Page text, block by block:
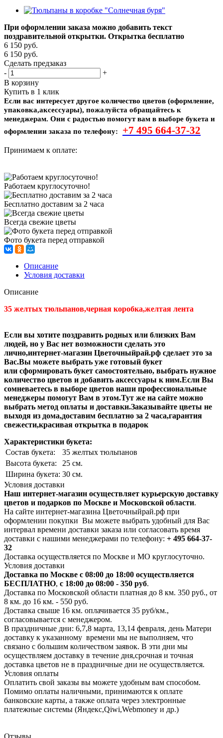
При оформлении заказа можно добавить текст
поздравительной открытки. Открытка бесплатно
6 150 руб.
6 150 руб.
Сделать предзаказ
-
+
В корзину
Купить в 1 клик
Если вас интересует другое количество цветов (оформление,
упаковка,аксессуары), пожалуйста обращайтесь к
менеджерам. Они с радостью помогут вам в выборе букета и
оформлении заказа по телефону:
+7 495 664-37-32
Принимаем к оплате:
Работаем круглосуточно!
Бесплатно доставим за 2 часа
Всегда свежие цветы
Фото букета перед отправкой
Описание
Условия доставки
Описание
35 желтых тюльпанов,черная коробка,желтая лента
Если вы хотите поздравить родных или близких Вам
людей, но у Вас нет возможности сделать это
лично,интернет-магазин Цветочныйрай.рф сделает это за
Вас.Вы можете выбрать уже готовый букет
или сформировать букет самостоятельно, выбрать нужное
количество цветов и добавить аксессуары к ним.Если Вы
сомневаетесь в выборе цветов наши профессиональные
менеджеры помогут Вам в этом.Тут же на сайте можно
выбрать метод оплаты и доставки.Заказывайте цветы не
выходя из дома,доставим бесплатно за 2 часа,гарантия
свежести,красивая открытка в подарок
Характеристики букета:
Состав букета:
35 желтых тюльпанов
Высота букета:
25 см.
Ширина букета: 30 см.
Условия доставки
Наш интернет-магазин осуществляет курьерскую доставку
цветов и подарков по Москве и Московской области.
На сайте интернет-магазина Цветочныйрай.рф при
оформлении покупки Вы можете выбрать удобный для Вас
интервал времени доставки заказа или согласовать время
доставки с нашими менеджерами по телефону: + 495 664-37-
32
Доставка осуществляется по Москве и МО круглосуточно.
Условия доставки
Доставка по Москве с 08:00 до 18:00 осуществляется
БЕСПЛАТНО, с 18:00 до 08:00 - 350 руб.
Доставка по Московской области платная до 8 км. 350 руб., от
8 км. до 16 км. - 550 руб.
Доставка свыше 16 км. оплачивается 35 руб/км.,
согласовывается с менеджером.
В праздничные дни: 6,7,8 марта, 13,14 февраля, день Матери
доставку к указанному времени мы не выполняем, что
связано с большим количеством заявок. В эти дни мы
осуществляем доставку в течение дня,срочная и точная
доставка цветов не в праздничные дни не осуществляется.
Условия оплаты
Оплатить свой заказы вы можете удобным вам способом.
Помимо оплаты наличными, принимаются к оплате
банковские карты, а также оплата через электронные
платежные системы (Яндекс,Qiwi,Webmoney и др.)
Отзывы